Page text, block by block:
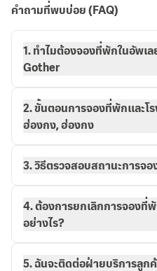
คำถามที่พบบ่อย (FAQ)
1. ทำไมต้องจองที่พักในอัพเ
Gother
2. ขั้นตอนการจองที่พักและโ
ฮ่องกง, ฮ่องกง
3. วิธีตรวจสอบสถานะการจ
4. ต้องการยกเลิกการจองที่
อย่างไร?
5. ฉันจะติดต่อฝ่ายบริการลูก